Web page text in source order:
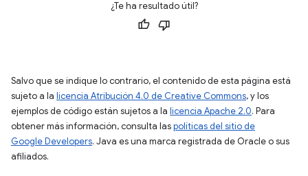
¿Te ha resultado útil?
Salvo que se indique lo contrario, el contenido de esta página está
sujeto a la licencia Atribución 4.0 de Creative Commons, y los
ejemplos de código están sujetos a la licencia Apache 2.0. Para
obtener más información, consulta laspolíticas del sitio de
Google Developers. Java es una marca registrada de Oracle o sus
afiliados.